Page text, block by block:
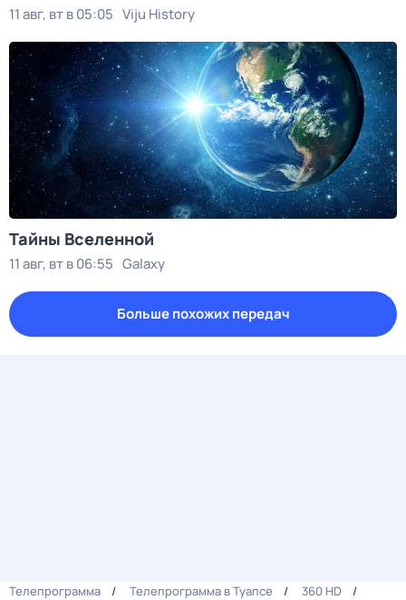
11 авг, вт в 05:05 Viju History
Тайны Вселенной
11 авг, вт в 06:55 Galaxy
Больше похожих передач
Телепрограмма Телепрограмма в Туапсе
360 HD